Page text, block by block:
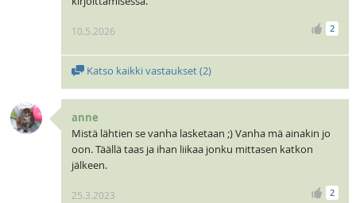
2
10.5.2026
Katso kaikki vastaukset (2)
anne
Mistä lähtien se vanha lasketaan ;) Vanha mä ainakin jo
oon. Täällä taas ja ihan liikaa jonku mittasen katkon
jälkeen.
2
25.3.2023